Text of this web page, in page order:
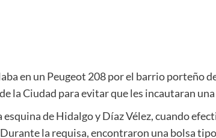
en un Peugeot 208 por el barrio porteño
la Ciudad para evitar que les incautaran
esquina de Hidalgo y Díaz Vélez, cuando
la requisa, encontraron una bolsa